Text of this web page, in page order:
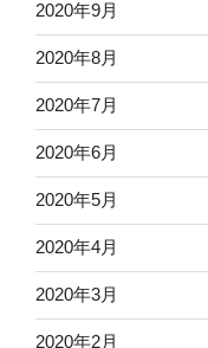
2020年9月
2020年8月
2020年7月
2020年6月
2020年5月
2020年4月
2020年3月
2020年2月